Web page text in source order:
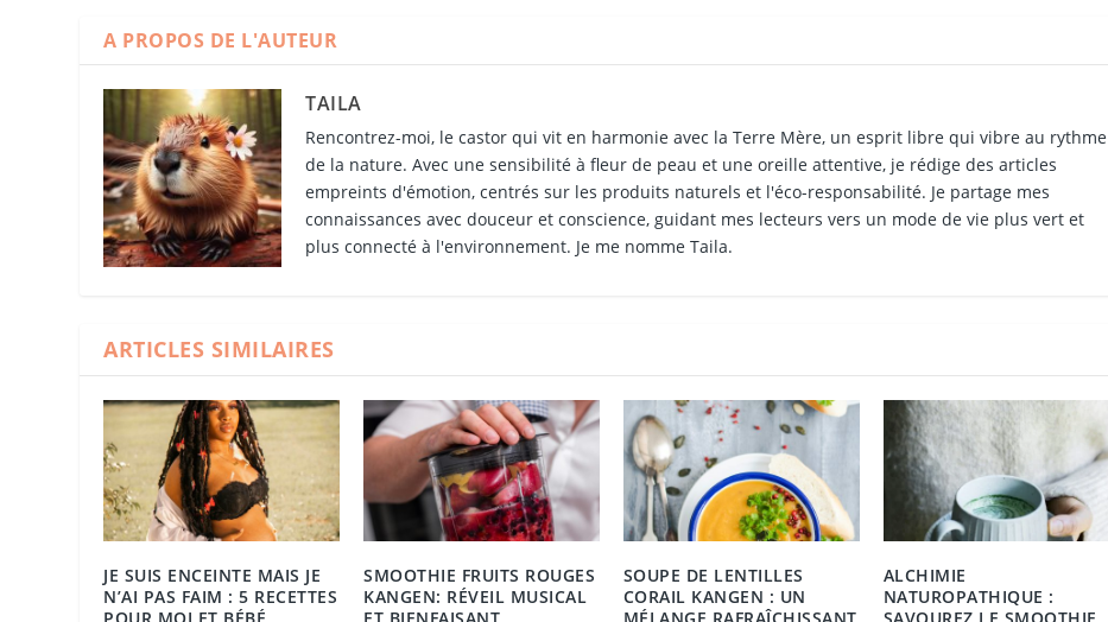
A PROPOS DE L'AUTEUR
TAILA
Rencontrez-moi, le castor qui vit en harmonie avec la Terre Mère, un esprit libre qui vibre au rythme
de la nature. Avec une sensibilité à fleur de peau et une oreille attentive, je rédige des articles
empreints d'émotion, centrés sur les produits naturels et l'éco-responsabilité. Je partage mes
connaissances avec douceur et conscience, guidant mes lecteurs vers un mode de vie plus vert et
plus connecté à l'environnement. Je me nomme Taila.
ARTICLES SIMILAIRES
JE SUIS ENCEINTE MAIS JE
N’AI PAS FAIM : 5 RECETTES
SMOOTHIE FRUITS ROUGES
KANGEN: RÉVEIL MUSICAL
SOUPE DE LENTILLES
CORAIL KANGEN : UN
ALCHIMIE
NATUROPATHIQUE :